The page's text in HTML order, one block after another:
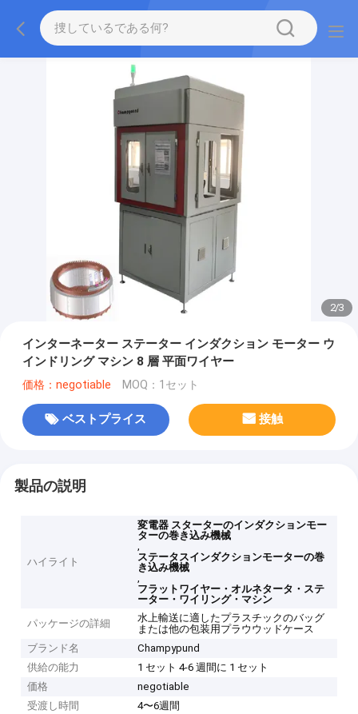
2/3
インターネーター ステーター インダクション モーター ウ
インドリング マシン 8 層 平面ワイヤー
価格：negotiable MOQ：1セット
ベストプライス 接触
製品の説明
ハイライト
変電器 スターターのインダクションモー
ターの巻き込み機械
,
ステータスインダクションモーターの巻
き込み機械
,
フラットワイヤー・オルネタータ・ステ
ーター・ワイリング・マシン
パッケージの詳細
水上輸送に適したプラスチックのバッグ
または他の包装用プラウウッドケース
ブランド名
Champypund
供給の能力
1 セット 4-6 週間に 1 セット
価格
negotiable
受渡し時間
4〜6週間